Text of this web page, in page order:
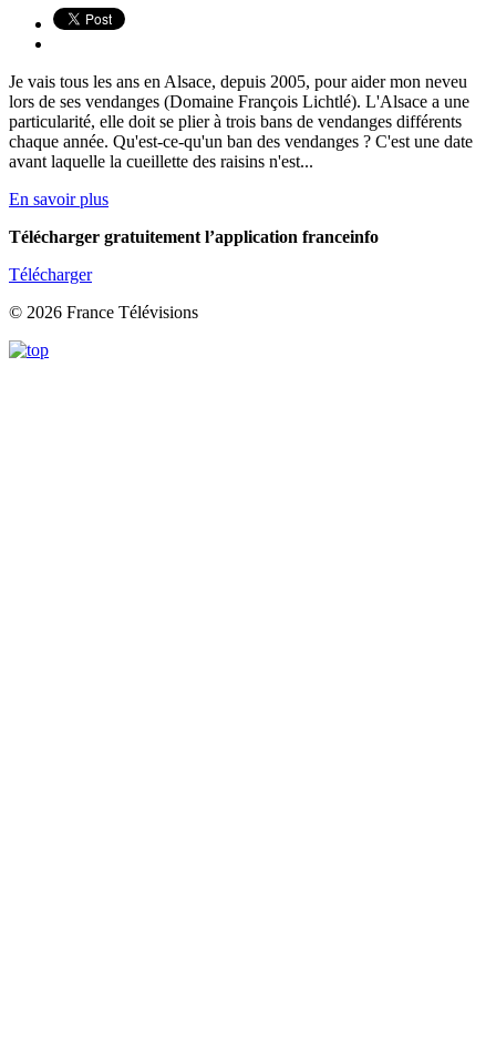
Je vais tous les ans en Alsace, depuis 2005, pour aider mon neveu
lors de ses vendanges (Domaine François Lichtlé). L'Alsace a une
particularité, elle doit se plier à trois bans de vendanges différents
chaque année. Qu'est-ce-qu'un ban des vendanges ? C'est une date
avant laquelle la cueillette des raisins n'est...
En savoir plus
Télécharger gratuitement l’application franceinfo
Télécharger
© 2026 France Télévisions